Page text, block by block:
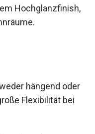
Hochglanzfinish,
hängend oder
Flexibilität bei